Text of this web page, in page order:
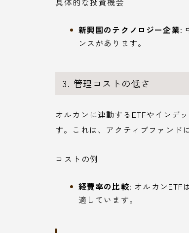
新興国のテクノロジー企業:
ンスがあります。
3. 管理コストの低さ
オルカンに連動するETFやインデ
す。これは、アクティブファンド
コストの例
経費率の比較: オルカンETF
適しています。